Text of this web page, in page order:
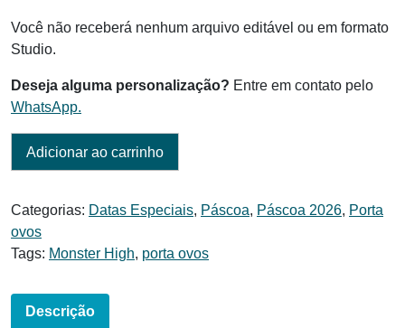
Você não receberá nenhum arquivo editável ou em formato
Studio.
Deseja alguma personalização? Entre em contato pelo
WhatsApp.
Adicionar ao carrinho
Categorias: Datas Especiais, Páscoa, Páscoa 2026, Porta
ovos
Tags: Monster High, porta ovos
Descrição